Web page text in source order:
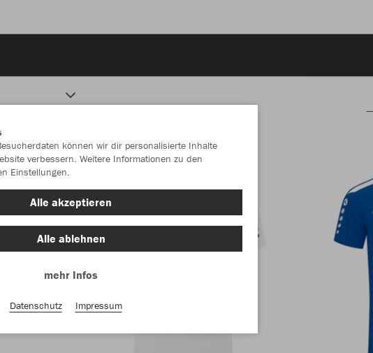
können wir dir personalisierte Inhalte
verbessern. Weitere Informationen zu den
Einstellungen.
Alle akzeptieren
Alle ablehnen
mehr Infos
Datenschutz Impressum